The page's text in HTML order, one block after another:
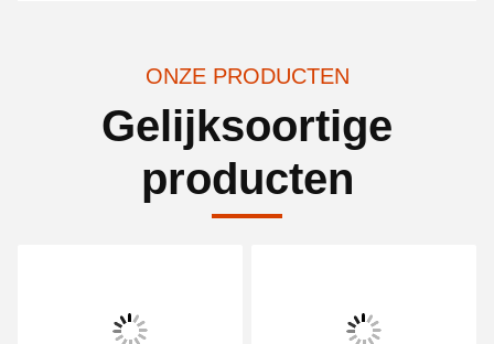
ONZE PRODUCTEN
Gelijksoortige
producten